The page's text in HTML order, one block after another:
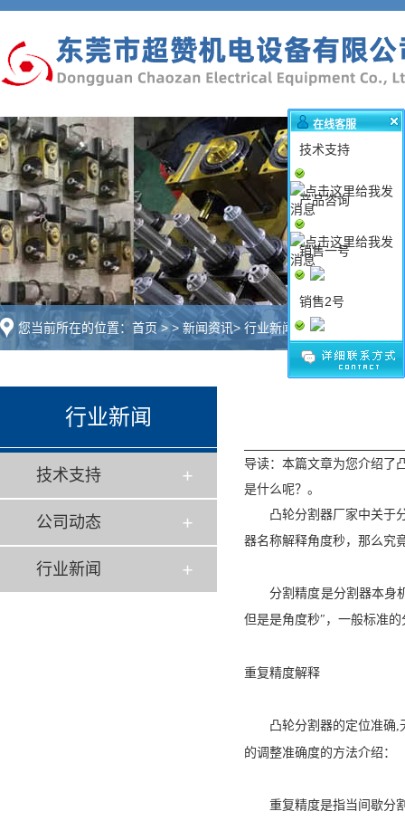
您当前所在的位置： 首页>> 新闻资讯> 行业新闻
行业新闻
技术支持
公司动态
行业新闻
导读：本篇文章为您介绍了
是什么呢？。
凸轮分割器厂家中关于
器名称解释角度秒，那么究
分割精度是分割器本身机
但是是角度秒″，一般标准
重复精度解释
凸轮分割器的定位准确,
的调整准确度的方法介绍：
重复精度是指当间歇分
在线客服
技术支持
产品咨询
销售一号
销售2号